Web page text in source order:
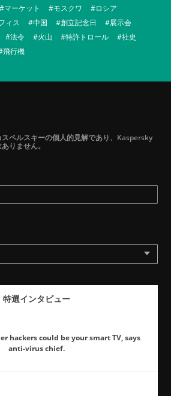
マーケット モスクワ
ロシア
ィス 中国 創立記念日
展示会
法令 火山 特許トロール
社史
飛行機
ペルスキーの個人的見解であり、Kaspersky
りません。
特選インタビュー
hackers could be your smart TV, says
anti-virus chief.